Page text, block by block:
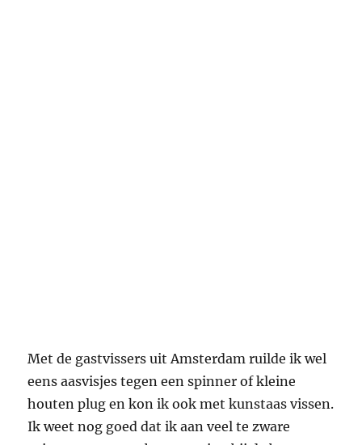
zeer bekende wielrenner gevist had: Ab
Geldermans, ooit drager van de gele trui in de
Tour de France.